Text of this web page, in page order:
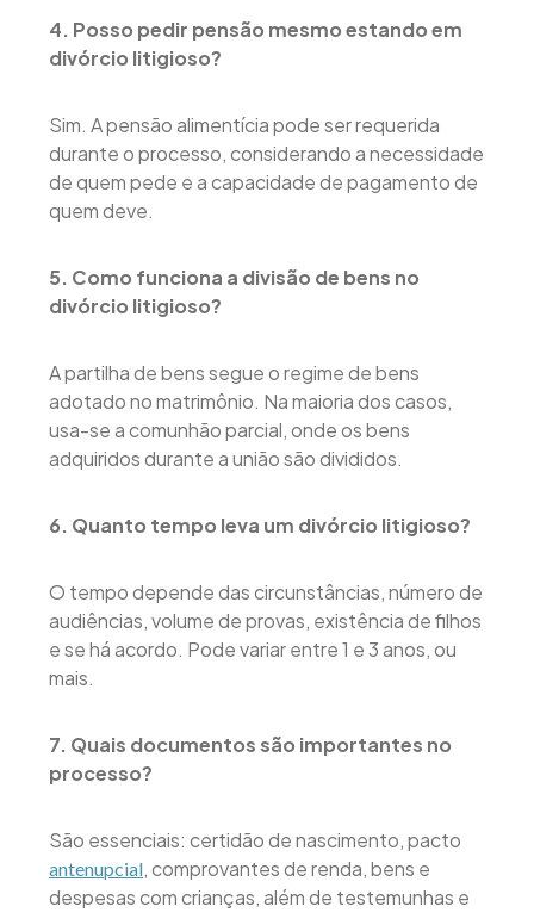
4. Posso pedir pensão mesmo estando em
divórcio litigioso?
Sim. A pensão alimentícia pode ser requerida
durante o processo, considerando a necessidade
de quem pede e a capacidade de pagamento de
quem deve.
5. Como funciona a divisão de bens no
divórcio litigioso?
A partilha de bens segue o regime de bens
adotado no matrimônio. Na maioria dos casos,
usa-se a comunhão parcial, onde os bens
adquiridos durante a união são divididos.
6. Quanto tempo leva um divórcio litigioso?
O tempo depende das circunstâncias, número de
audiências, volume de provas, existência de filhos
e se há acordo. Pode variar entre 1 e 3 anos, ou
mais.
7. Quais documentos são importantes no
processo?
São essenciais: certidão de nascimento, pacto
antenupcial, comprovantes de renda, bens e
despesas com crianças, além de testemunhas e